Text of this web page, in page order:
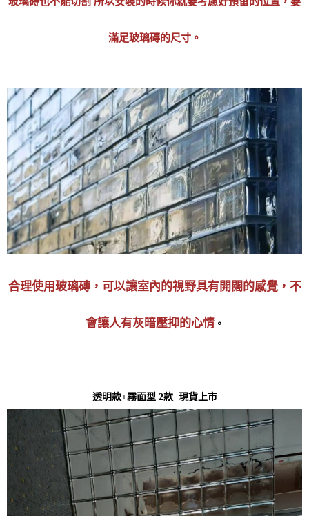
滿足玻璃磚的尺寸。
合理使用玻璃磚，可以讓室內的視野具有開闊的感覺，不
會讓人有灰暗壓抑的心情。
透明款+霧面型 2款 現貨上市